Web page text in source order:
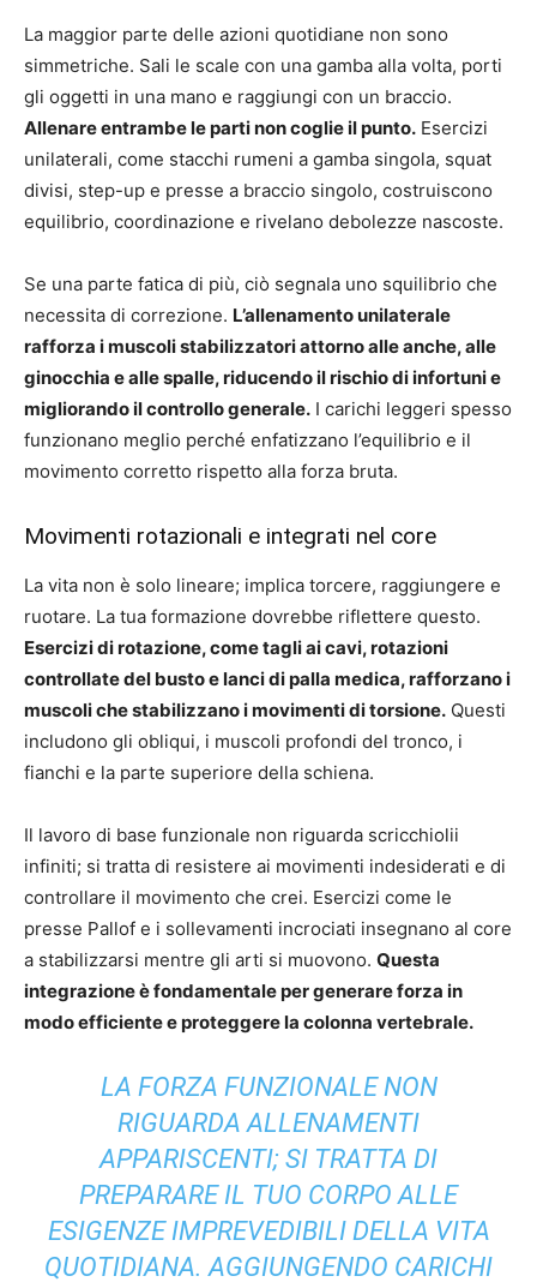
La maggior parte delle azioni quotidiane non sono
simmetriche. Sali le scale con una gamba alla volta, porti
gli oggetti in una mano e raggiungi con un braccio.
Allenare entrambe le parti non coglie il punto. Esercizi
unilaterali, come stacchi rumeni a gamba singola, squat
divisi, step-up e presse a braccio singolo, costruiscono
equilibrio, coordinazione e rivelano debolezze nascoste.
Se una parte fatica di più, ciò segnala uno squilibrio che
necessita di correzione. L’allenamento unilaterale
rafforza i muscoli stabilizzatori attorno alle anche, alle
ginocchia e alle spalle, riducendo il rischio di infortuni e
migliorando il controllo generale. I carichi leggeri spesso
funzionano meglio perché enfatizzano l’equilibrio e il
movimento corretto rispetto alla forza bruta.
Movimenti rotazionali e integrati nel core
La vita non è solo lineare; implica torcere, raggiungere e
ruotare. La tua formazione dovrebbe riflettere questo.
Esercizi di rotazione, come tagli ai cavi, rotazioni
controllate del busto e lanci di palla medica, rafforzano i
muscoli che stabilizzano i movimenti di torsione. Questi
includono gli obliqui, i muscoli profondi del tronco, i
fianchi e la parte superiore della schiena.
Il lavoro di base funzionale non riguarda scricchiolii
infiniti; si tratta di resistere ai movimenti indesiderati e di
controllare il movimento che crei. Esercizi come le
presse Pallof e i sollevamenti incrociati insegnano al core
a stabilizzarsi mentre gli arti si muovono. Questa
integrazione è fondamentale per generare forza in
modo efficiente e proteggere la colonna vertebrale.
LA FORZA FUNZIONALE NON
RIGUARDA ALLENAMENTI
APPARISCENTI; SI TRATTA DI
PREPARARE IL TUO CORPO ALLE
ESIGENZE IMPREVEDIBILI DELLA VITA
QUOTIDIANA. AGGIUNGENDO CARICHI